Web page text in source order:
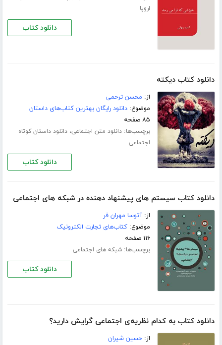
اروپا
دانلود کتاب
دانلود کتاب دیکته
از: محسن ترحمی
موضوع:دانلود رایگان بهترین کتاب‌های داستان
۸۵ صفحه
برچسب‌ها:دانلود متن اجتماعی،دانلود داستان کوتاه
اجتماعی
دانلود کتاب
دانلود کتاب سیستم های پیشنهاد دهنده در شبکه های اجتماعی
از:آتوسا مهران فر
موضوع:کتاب‌های تجارت الکترونیک
۱۱۶ صفحه
برچسب‌ها:شبکه های اجتماعی
دانلود کتاب
دانلود کتاب به کدام نظریه‌ی اجتماعی گرایش دارید؟
از:حسین شیران